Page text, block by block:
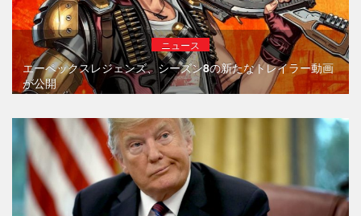
ニュース
エーペックスレジェンズ、シーズン8の新たなトレイラー動画
が公開